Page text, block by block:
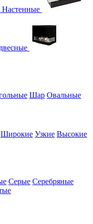
Настенные
Шар Овальные
Широкие Узкие Высокие
Серые Серебряные